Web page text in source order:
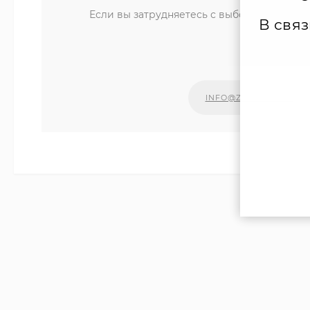
Если вы затрудняетесь с выбором
INFO@ZIPKOTLY.RU
В